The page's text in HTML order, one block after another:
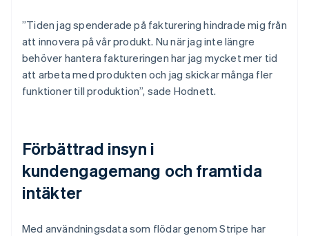
”Tiden jag spenderade på fakturering hindrade mig från
att innovera på vår produkt. Nu när jag inte längre
behöver hantera faktureringen har jag mycket mer tid
att arbeta med produkten och jag skickar många fler
funktioner till produktion”, sade Hodnett.
Förbättrad insyn i
kundengagemang och framtida
intäkter
Med användningsdata som flödar genom Stripe har